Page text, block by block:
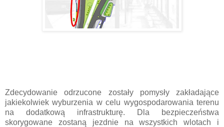
Zdecydowanie odrzucone zostały pomysły zakładające
jakiekolwiek wyburzenia w celu wygospodarowania terenu
na dodatkową infrastrukturę. Dla bezpieczeństwa
skorygowane zostaną jezdnie na wszystkich wlotach i